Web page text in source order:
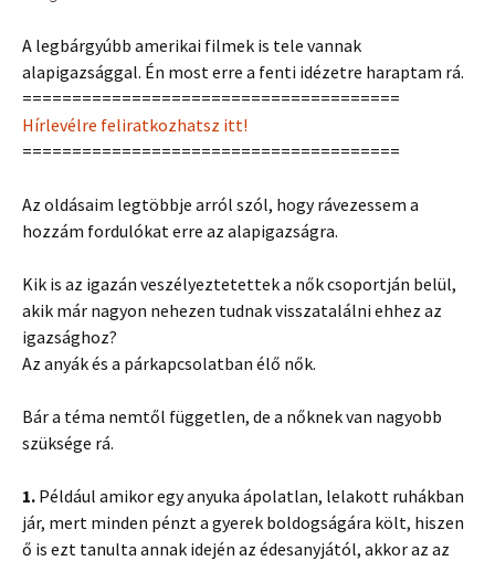
A legbárgyúbb amerikai filmek is tele vannak
alapigazsággal. Én most erre a fenti idézetre haraptam rá.
======================================
Hírlevélre feliratkozhatsz itt!
======================================
Az oldásaim legtöbbje arról szól, hogy rávezessem a
hozzám fordulókat erre az alapigazságra.
Kik is az igazán veszélyeztetettek a nők csoportján belül,
akik már nagyon nehezen tudnak visszatalálni ehhez az
igazsághoz?
Az anyák és a párkapcsolatban élő nők.
Bár a téma nemtől független, de a nőknek van nagyobb
szüksége rá.
1. Például amikor egy anyuka ápolatlan, lelakott ruhákban
jár, mert minden pénzt a gyerek boldogságára költ, hiszen
ő is ezt tanulta annak idején az édesanyjától, akkor az az